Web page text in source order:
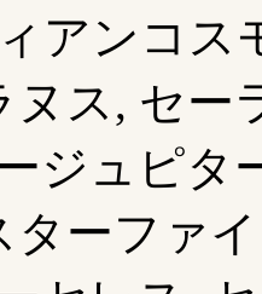
アンコス
ヌス, セー
ジュピタ
ターファ